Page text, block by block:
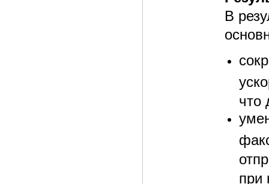
В
что
при